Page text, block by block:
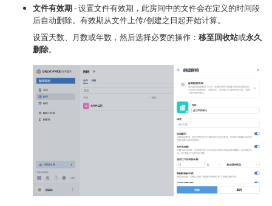
文件有效期- 设置文件有效期，此房间中的文件会在定义的时间段
后自动删除。有效期从文件上传/创建之日起开始计算。
设置天数、月数或年数，然后选择必要的操作： 移至回收站或永久
删除。